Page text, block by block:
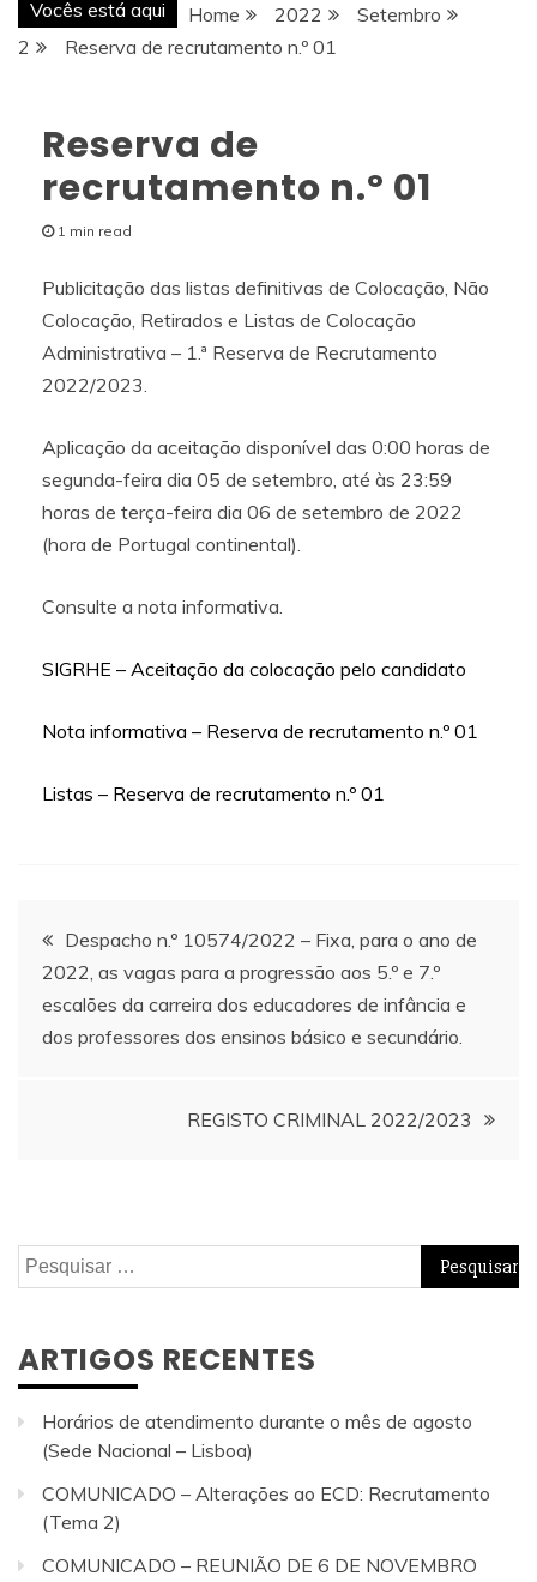
Vocês está aqui Home 2022
Setembro
2
Reserva de recrutamento n.º 01
Reserva de
recrutamento n.º 01
1 min read
Publicitação das listas definitivas de Colocação, Não
Colocação, Retirados e Listas de Colocação
Administrativa – 1.ª Reserva de Recrutamento
2022/2023.
Aplicação da aceitação disponível das 0:00 horas de
segunda-feira dia 05 de setembro, até às 23:59
horas de terça-feira dia 06 de setembro de 2022
(hora de Portugal continental).
Consulte a nota informativa.
SIGRHE – Aceitação da colocação pelo candidato
Nota informativa – Reserva de recrutamento n.º 01
Listas – Reserva de recrutamento n.º 01
Navegação
de
artigos
Despacho n.º 10574/2022 – Fixa, para o ano de
2022, as vagas para a progressão aos 5.º e 7.º
escalões da carreira dos educadores de infância e
dos professores dos ensinos básico e secundário.
REGISTO CRIMINAL 2022/2023
Pesquisar
por:
ARTIGOS RECENTES
Horários de atendimento durante o mês de agosto
(Sede Nacional – Lisboa)
COMUNICADO – Alterações ao ECD: Recrutamento
(Tema 2)
COMUNICADO – REUNIÃO DE 6 DE NOVEMBRO